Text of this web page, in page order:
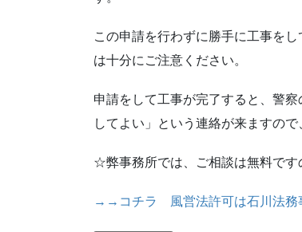
この申請を行わずに勝手に工事を
は十分にご注意ください。
申請をして工事が完了すると、警
してよい」という連絡が来ますの
☆弊事務所では、ご相談は無料です
→→コチラ 風営法許可は石川法務